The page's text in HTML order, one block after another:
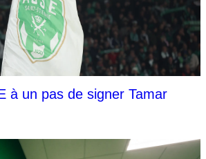
à un pas de signer Tamar